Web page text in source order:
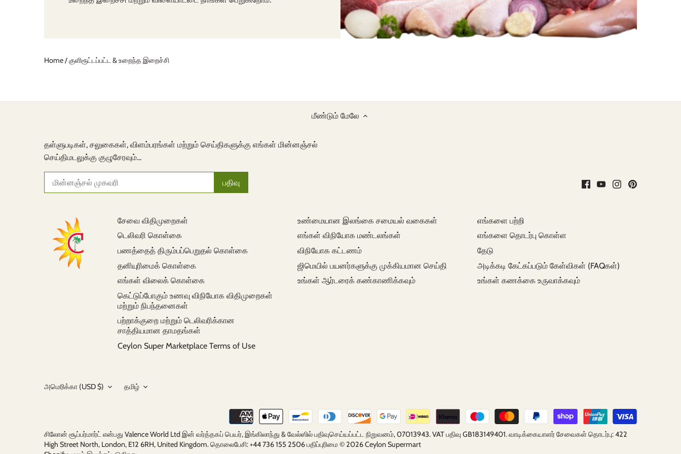
Home/குளிரூட்டப்பட்ட & உறைந்த இறைச்சி
மீண்டும் மேலே
தள்ளுபடிகள், சலுகைகள், விளம்பரங்கள் மற்றும் செய்திகளுக்கு எங்கள் மின்னஞ்சல்
செய்திமடலுக்கு குழுசேரவும்...
சேவை விதிமுறைகள்
டெலிவரி கொள்கை
பணத்தைத் திரும்பப்பெறுதல் கொள்கை
தனியுரிமைக் கொள்கை
எங்கள் விலைக் கொள்கை
கெட்டுப்போகும் உணவு விநியோக விதிமுறைகள்
மற்றும் நிபந்தனைகள்
பற்றாக்குறை மற்றும் டெலிவரிக்கான
சாத்தியமான தாமதங்கள்
Ceylon Super Marketplace Terms of Use
உண்மையான இலங்கை சமையல் வகைகள்
எங்கள் விநியோக மண்டலங்கள்
விநியோக கட்டணம்
ஜிமெயில் பயனர்களுக்கு முக்கியமான செய்தி
உங்கள் ஆர்டரைக் கண்காணிக்கவும்
எங்களை பற்றி
எங்களை தொடர்பு கொள்ள
தேடு
அடிக்கடி கேட்கப்படும் கேள்விகள் (FAQகள்)
உங்கள் கணக்கை உருவாக்கவும்
நாணய
அமெரிக்கா (USD $) மொழி
தமிழ்
சிலோன் சூப்பர்மார்ட் என்பது Valence World Ltd இன் வர்த்தகப் பெயர், இங்கிலாந்து & வேல்ஸில் பதிவுசெய்யப்பட்ட நிறுவனம், 07013943. VAT பதிவு GB183149401. வாடிக்கையாளர் சேவைகள் தொடர்பு: 422
High Street North, London, E12 6RH, United Kingdom. தொலைபேசி: +44 736 155 2506 பதிப்புரிமை © 2026Ceylon Supermart